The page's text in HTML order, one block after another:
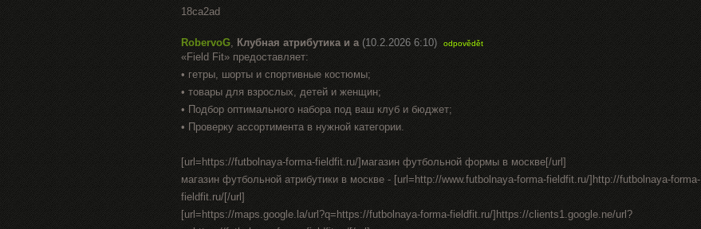
18ca2ad
RobervoG,Клубная атрибутика и а (10.2.2026 6:10) odpovědět
«Field Fit» предоставляет:
• гетры, шорты и спортивные костюмы;
• товары для взрослых, детей и женщин;
• Подбор оптимального набора под ваш клуб и бюджет;
• Проверку ассортимента в нужной категории.
[url=https://futbolnaya-forma-fieldfit.ru/]магазин футбольной формы в москве[/url]
магазин футбольной атрибутики в москве - [url=http://www.futbolnaya-forma-fieldfit.ru/]http://futbolnaya-forma-
fieldfit.ru/[/url]
[url=https://maps.google.la/url?q=https://futbolnaya-forma-fieldfit.ru/]https://clients1.google.ne/url?